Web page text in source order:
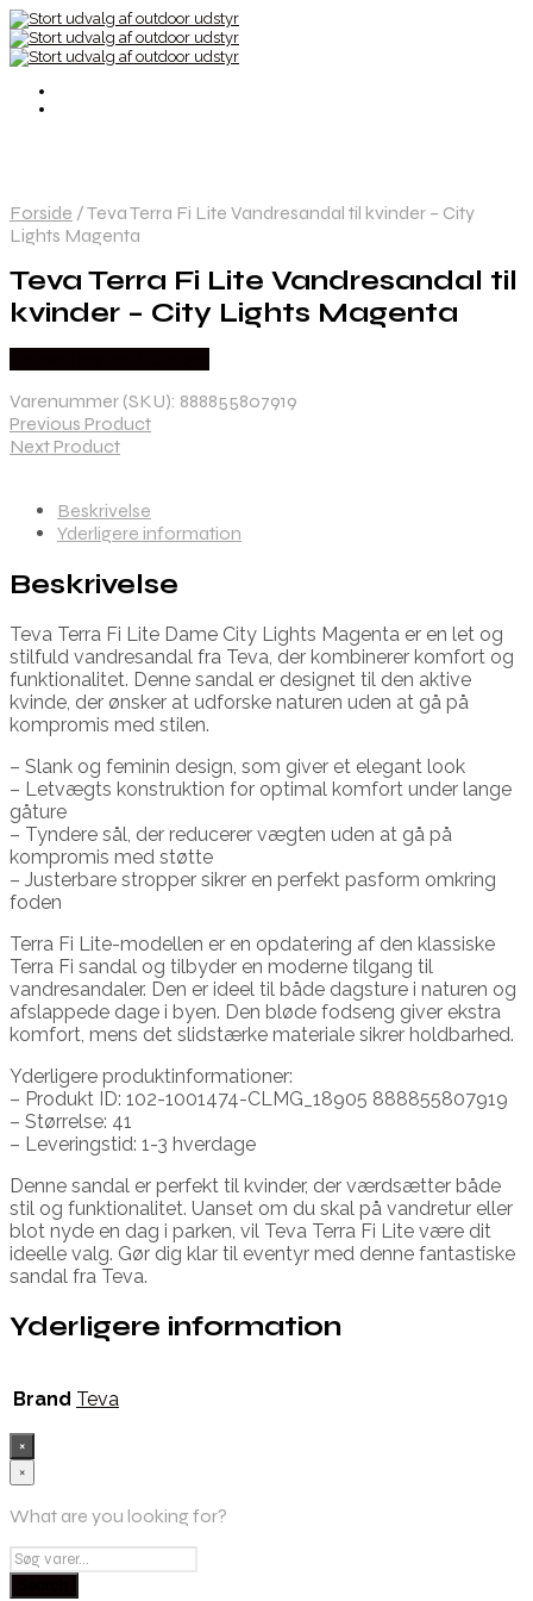
Forside /Teva Terra Fi Lite Vandresandal til kvinder – City
Lights Magenta
Teva Terra Fi Lite Vandresandal til
kvinder – City Lights Magenta
Varenummer (SKU): 888855807919
Previous Product
Next Product
Beskrivelse
Yderligere information
Beskrivelse
Teva Terra Fi Lite Dame City Lights Magenta er en let og
stilfuld vandresandal fra Teva, der kombinerer komfort og
funktionalitet. Denne sandal er designet til den aktive
kvinde, der ønsker at udforske naturen uden at gå på
kompromis med stilen.
– Slank og feminin design, som giver et elegant look
– Letvægts konstruktion for optimal komfort under lange
gåture
– Tyndere sål, der reducerer vægten uden at gå på
kompromis med støtte
– Justerbare stropper sikrer en perfekt pasform omkring
foden
Terra Fi Lite-modellen er en opdatering af den klassiske
Terra Fi sandal og tilbyder en moderne tilgang til
vandresandaler. Den er ideel til både dagsture i naturen og
afslappede dage i byen. Den bløde fodseng giver ekstra
komfort, mens det slidstærke materiale sikrer holdbarhed.
Yderligere produktinformationer:
– Produkt ID: 102-1001474-CLMG_18905 888855807919
– Størrelse: 41
– Leveringstid: 1-3 hverdage
Denne sandal er perfekt til kvinder, der værdsætter både
stil og funktionalitet. Uanset om du skal på vandretur eller
blot nyde en dag i parken, vil Teva Terra Fi Lite være dit
ideelle valg. Gør dig klar til eventyr med denne fantastiske
sandal fra Teva.
Yderligere information
Brand Teva
×
×
What are you looking for?